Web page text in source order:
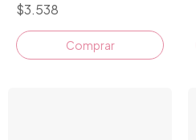
$3.538
Comprar